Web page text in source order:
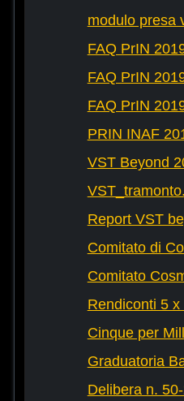
modulo presa
FAQ PrIN
FAQ PrIN
FAQ PrIN
PRIN INAF
VST Beyond
Report VST
Comitato di
Comitato
Rendiconti 5 x
Cinque per
Graduatoria
Delibera n.